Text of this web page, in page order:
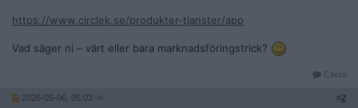
https://www.circlek.se/produkter-tjanster/app
Vad säger ni – värt eller bara marknadsföringstrick?
Citera
2026-05-06, 05:03 #2